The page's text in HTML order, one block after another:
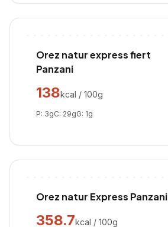
Orez natur express fiert
Panzani
138kcal / 100g
P: 3gC: 29gG: 1g
Orez natur Express Panzani
358.7kcal / 100g